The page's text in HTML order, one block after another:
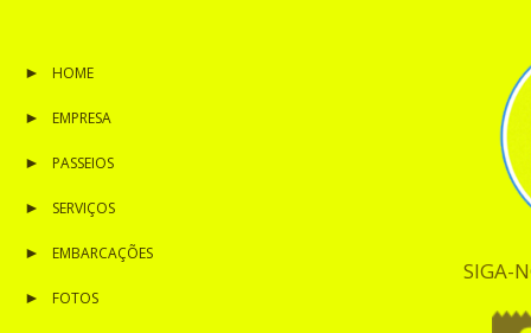
HOME
EMPRESA
PASSEIOS
SERVIÇOS
EMBARCAÇÕES
FOTOS
SIGA-